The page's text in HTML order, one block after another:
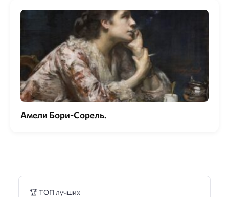
Амели Бори-Сорель.
🏆 ТОП лучших